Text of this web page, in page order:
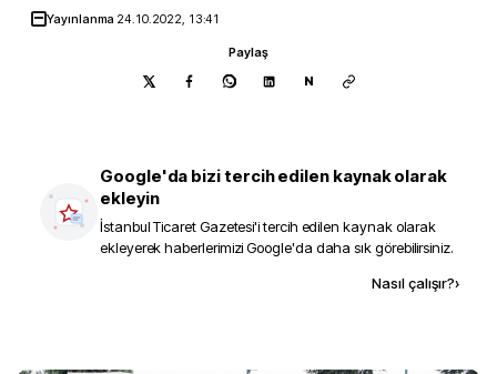
Yayınlanma 24.10.2022, 13:41
Paylaş
N
Google'da bizi tercih edilen kaynak olarak
ekleyin
İstanbul Ticaret Gazetesi'i tercih edilen kaynak olarak
ekleyerek haberlerimizi Google'da daha sık görebilirsiniz.
Nasıl çalışır?›